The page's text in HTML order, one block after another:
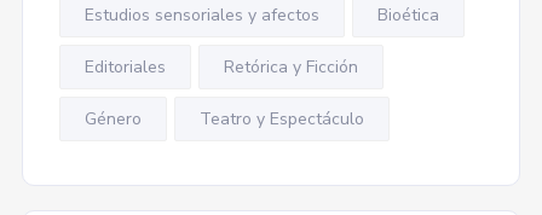
Estudios sensoriales y afectos Bioética
Editoriales Retórica y Ficción
Género Teatro y Espectáculo